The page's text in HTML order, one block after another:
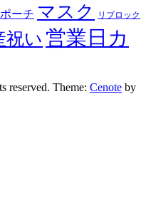
ポーチ マスク リブロック
祝い 営業日カ
reserved. Theme: Cenote by